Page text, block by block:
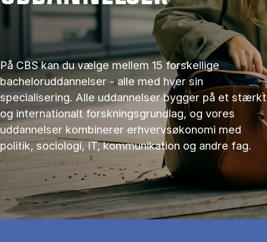
På CBS kan du vælge mellem 15 forskellige
bacheloruddannelser - alle med hver sin
specialisering. Alle uddannelser bygger på et stærkt
og internationalt forskningsgrundlag, og vores
uddannelser kombinerer erhvervsøkonomi med
politik, sociologi, IT, kommunikation og andre fag.